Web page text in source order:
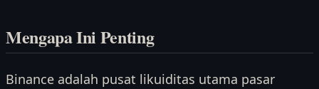
Mengapa Ini Penting
Binance adalah pusat likuiditas utama pasar